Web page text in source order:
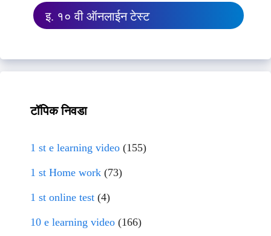
इ. १० वी ऑनलाईन टेस्ट
टॉपिक निवडा
1 st e learning video (155)
1 st Home work (73)
1 st online test (4)
10 e learning video (166)